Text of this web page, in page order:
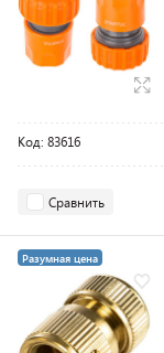
Код: 83616
Сравнить
Разумная цена